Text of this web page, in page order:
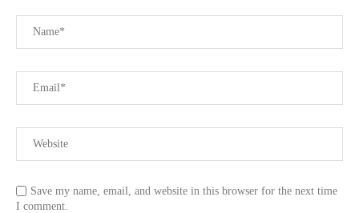
Save my name, email, and website in this browser for the next time
I comment.